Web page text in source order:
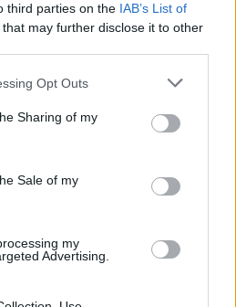
third parties on the IAB’s List of
that may further disclose it to other
app uses one or more Google
behaviour. You may click to
and its third-party tags to
purposes in below Google
Opt Outs
Sharing of my
Sale of my
my
Advertising.
restaurálás
minden köve mesél –
a területen található
Műromok, valamint a közeli
Szent János híd és szobor is.
már zajlik a teljesen új
Kelet csomópont építése